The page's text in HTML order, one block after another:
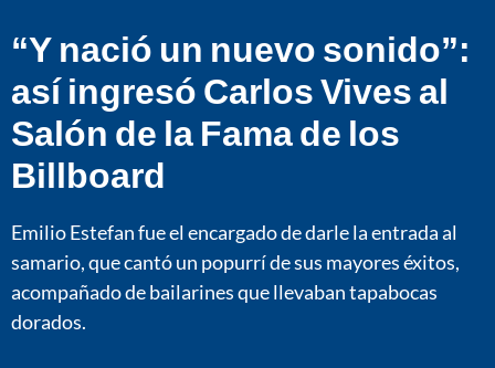
“Y nació un nuevo sonido”:
así ingresó Carlos Vives al
Salón de la Fama de los
Billboard
Emilio Estefan fue el encargado de darle la entrada al
samario, que cantó un popurrí de sus mayores éxitos,
acompañado de bailarines que llevaban tapabocas
dorados.